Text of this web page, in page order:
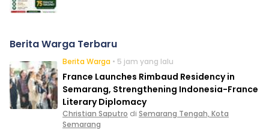
Berita Warga Terbaru
Berita Warga • 5 jam yang lalu
France Launches Rimbaud Residency in
Semarang, Strengthening Indonesia-France
Literary Diplomacy
Christian Saputro di Semarang Tengah, Kota
Semarang